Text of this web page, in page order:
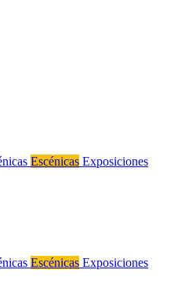
Escénicas Exposiciones
Escénicas Exposiciones